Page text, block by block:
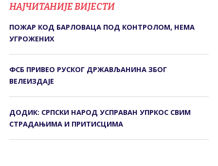
НАЈЧИТАНИЈЕ ВИЈЕСТИ
ПОЖАР КОД БАРЛОВАЦА ПОД КОНТРОЛОМ, НЕМА
УГРОЖЕНИХ
ФСБ ПРИВЕО РУСКОГ ДРЖАВЉАНИНА ЗБОГ
ВЕЛЕИЗДАЈЕ
ДОДИК: СРПСКИ НАРОД УСПРАВАН УПРКОС СВИМ
СТРАДАЊИМА И ПРИТИСЦИМА